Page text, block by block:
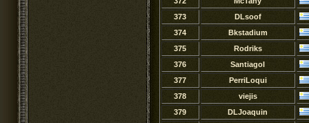
373
DLsoof
374
Bkstadium
375
Rodriks
376
SantiagoI
377
PerriLoqui
378
viejis
379
DLJoaquin